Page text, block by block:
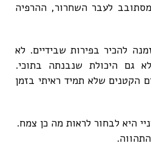
לעבר השחרור, ההרפיה
להכיר בפירות שבידיים. לא
גם היכולת שנבנתה בתוכי.
הקטנים שלא תמיד ראיתי בזמן
היא לבחור לראות מה כן צמח.